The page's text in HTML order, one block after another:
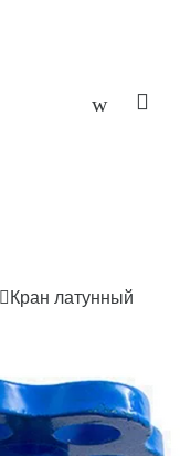
Кран латунный